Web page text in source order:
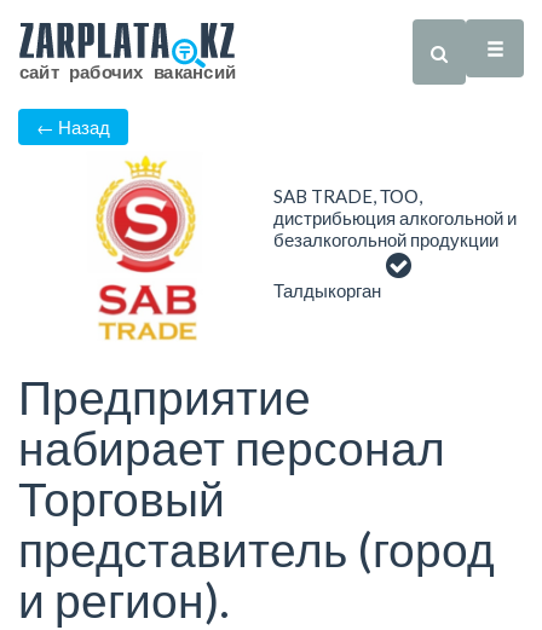
← Назад
SAB TRADE, ТОО,
дистрибьюция алкогольной и
безалкогольной продукции
Талдыкорган
Предприятие
набирает персонал
Торговый
представитель (город
и регион).